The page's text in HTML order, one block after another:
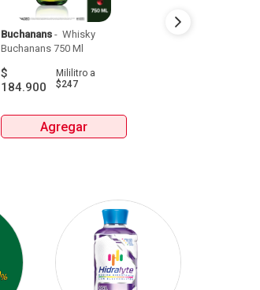
Buchanans - Whisky
$
184.900
Mililitro a
$247
Agregar